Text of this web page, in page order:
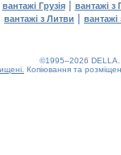
вантажі Грузія| вантажі з
вантажі з Литви | вантажі
©1995–2026 DELLA.
Копіювання та